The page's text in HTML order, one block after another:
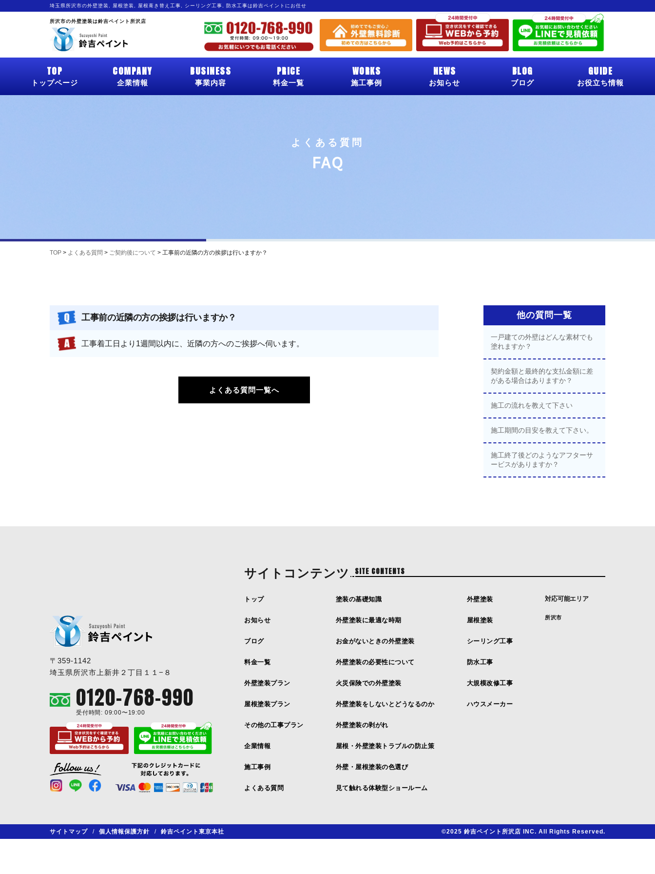
埼玉県所沢市の外壁塗装, 屋根塗装, 屋根葺き替え工事, シーリング工事, 防水工事は鈴吉ペイントにお任せ
所沢市の外壁塗装は鈴吉ペイント所沢店
TOP
トップページ
COMPANY
企業情報
BUSINESS
事業内容
PRICE
料金一覧
WORKS
施工事例
NEWS
お知らせ
BLOG
ブログ
GUIDE
お役立ち情報
よくある質問
FAQ
TOP > よくある質問 > ご契約後について > 工事前の近隣の方の挨拶は行いますか？
工事前の近隣の方の挨拶は行いますか？
工事着工日より1週間以内に、近隣の方へのご挨拶へ伺います。
よくある質問一覧へ
他の質問一覧
一戸建ての外壁はどんな素材でも
塗れますか？
契約金額と最終的な支払金額に差
がある場合はありますか？
施工の流れを教えて下さい
施工期間の目安を教えて下さい。
施工終了後どのようなアフターサ
ービスがありますか？
〒359-1142
埼玉県所沢市上新井２丁目１１−８
0120-768-990
受付時間: 09:00〜19:00
サイトコンテンツ SITE CONTENTS
トップ
お知らせ
ブログ
料金一覧
外壁塗装プラン
屋根塗装プラン
その他の工事プラン
企業情報
施工事例
よくある質問
塗装の基礎知識
外壁塗装に最適な時期
お金がないときの外壁塗装
外壁塗装の必要性について
火災保険での外壁塗装
外壁塗装をしないとどうなるのか
外壁塗装の剥がれ
屋根・外壁塗装トラブルの防止策
外壁・屋根塗装の色選び
見て触れる体験型ショールーム
外壁塗装
屋根塗装
シーリング工事
防水工事
大規模改修工事
ハウスメーカー
対応可能エリア
所沢市
サイトマップ / 個人情報保護方針 / 鈴吉ペイント東京本社 ©2025 鈴吉ペイント所沢店 INC. All Rights Reserved.